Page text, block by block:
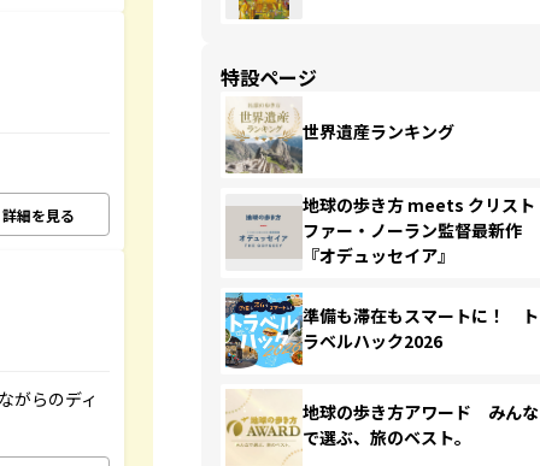
詳細を見る
がらのディ
特設ページ
世界遺産ランキング
地球の歩き方 meets クリスト
ファー・ノーラン監督最新作
『オデュッセイア』
準備も滞在もスマートに！ ト
ラベルハック2026
地球の歩き方アワード みんな
で選ぶ、旅のベスト。